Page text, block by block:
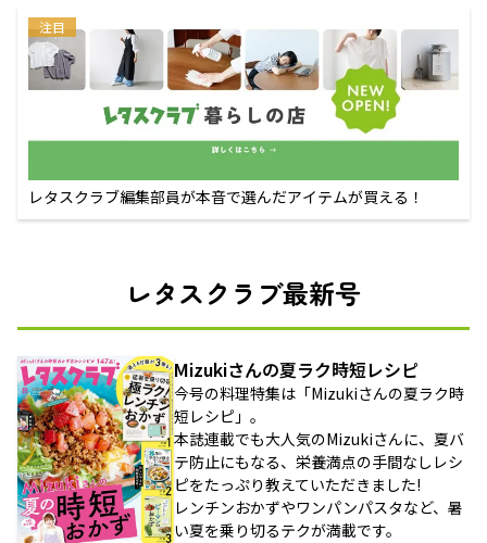
注目
レタスクラブ編集部員が本音で選んだアイテムが買える！
レタスクラブ最新号
Mizukiさんの夏ラク時短レシピ
今号の料理特集は「Mizukiさんの夏ラク時
短レシピ」。
本誌連載でも大人気のMizukiさんに、夏バ
テ防止にもなる、栄養満点の手間なしレシ
ピをたっぷり教えていただきました!
レンチンおかずやワンパンパスタなど、暑
い夏を乗り切るテクが満載です。